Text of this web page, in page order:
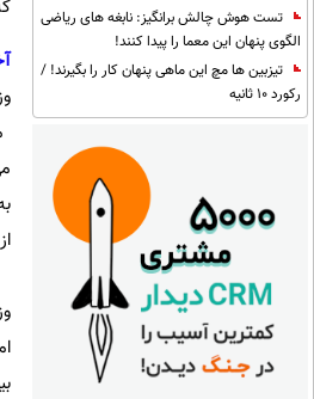
تست هوش چالش برانگیز: نابغه های ریاضی
الگوی پنهان این معما را پیدا کنند!
تیزبین ها مچ این ماهی پنهان کار را بگیرند! /
رکورد 10 ثانیه